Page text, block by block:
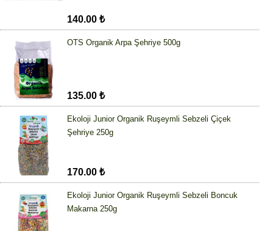
140.00 ₺
OTS Organik Arpa Şehriye 500g
135.00 ₺
Ekoloji Junior Organik Ruşeymli Sebzeli Çiçek
Şehriye 250g
170.00 ₺
Ekoloji Junior Organik Ruşeymli Sebzeli Boncuk
Makarna 250g